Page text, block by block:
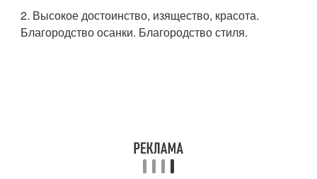
2. Высокое достоинство, изящество, красота.
Благородство осанки. Благородство стиля.